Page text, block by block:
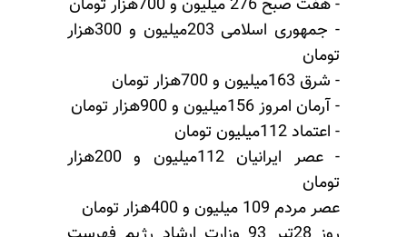
- هفت صبح 276 میلیون و 700هزار تومان
- جمهوری اسلامی 203میلیون و 300هزار
تومان
- شرق 163میلیون و 700هزار تومان
- آرمان امروز 156میلیون و 900هزار تومان
- اعتماد 112میلیون تومان
- عصر ایرانیان 112میلیون و 200هزار
تومان
عصر مردم 109 میلیون و 400هزار تومان